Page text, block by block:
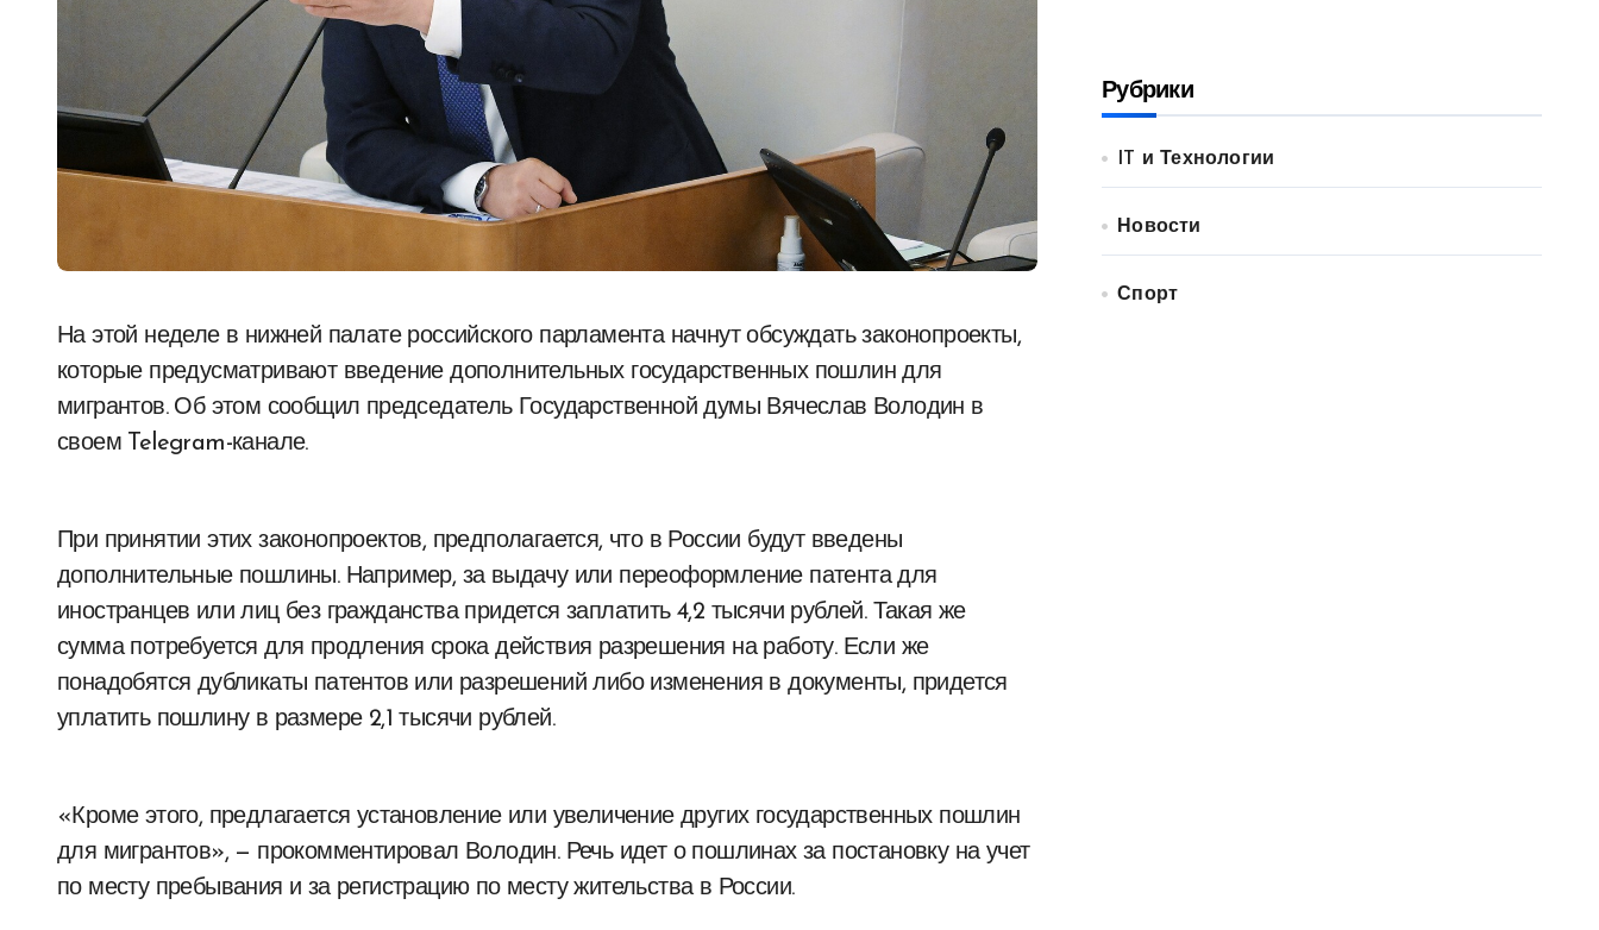
На этой неделе в нижней палате российского парламента начнут обсуждать законопроекты,
которые предусматривают введение дополнительных государственных пошлин для
мигрантов. Об этом сообщил председатель Государственной думы Вячеслав Володин в
своем Telegram-канале.
При принятии этих законопроектов, предполагается, что в России будут введены
дополнительные пошлины. Например, за выдачу или переоформление патента для
иностранцев или лиц без гражданства придется заплатить 4,2 тысячи рублей. Такая же
сумма потребуется для продления срока действия разрешения на работу. Если же
понадобятся дубликаты патентов или разрешений либо изменения в документы, придется
уплатить пошлину в размере 2,1 тысячи рублей.
«Кроме этого, предлагается установление или увеличение других государственных пошлин
для мигрантов», — прокомментировал Володин. Речь идет о пошлинах за постановку на учет
по месту пребывания и за регистрацию по месту жительства в России.
Рубрики
IT и Технологии
Новости
Спорт